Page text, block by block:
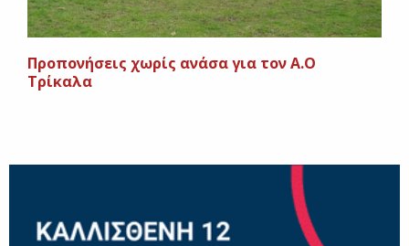
Προπονήσεις χωρίς ανάσα για τον Α.Ο
Τρίκαλα